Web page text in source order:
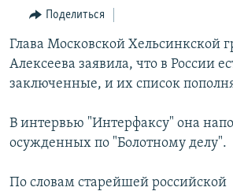
Вернутся
поиску
КЫРГЫЗЧА
ЎЗБЕКЧА
Поделиться
Глава Московской Хельсинкской
Алексеева заявила, что в России
заключенные, и их список
В интервью "Интерфаксу" она
осужденных по "Болотному делу".
По словам старейшей российской